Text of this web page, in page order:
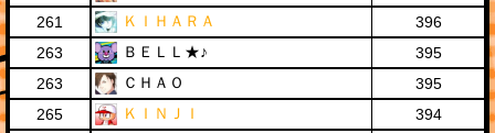
261
ＫＩＨＡＲＡ
396
263
ＢＥＬＬ★♪
395
263
ＣＨＡＯ
395
265
ＫＩＮＪＩ
394